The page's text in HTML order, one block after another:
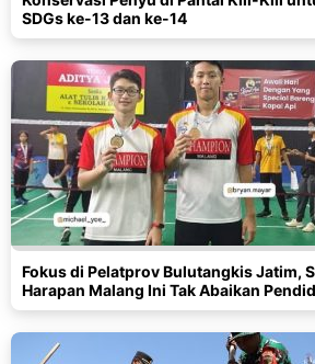
SDGs ke-13 dan ke-14
Fokus di Pelatprov Bulutangkis Jatim,
Harapan Malang Ini Tak Abaikan